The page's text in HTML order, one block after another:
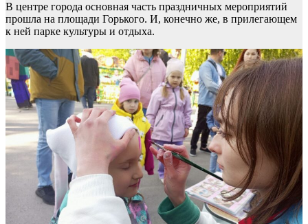
В центре города основная часть праздничных мероприятий
прошла на площади Горького. И, конечно же, в прилегающем
к ней парке культуры и отдыха.